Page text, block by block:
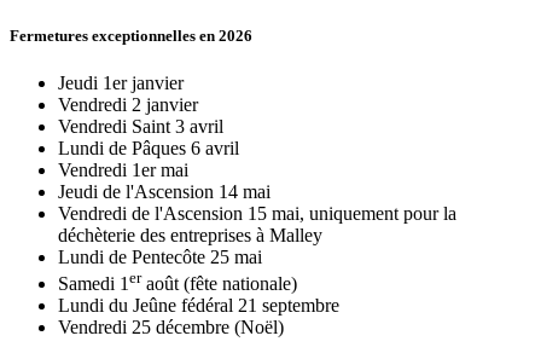
Fermetures exceptionnelles en 2026
Jeudi 1er janvier
Vendredi 2 janvier
Vendredi Saint 3 avril
Lundi de Pâques 6 avril
Vendredi 1er mai
Jeudi de l'Ascension 14 mai
Vendredi de l'Ascension 15 mai, uniquement pour la
déchèterie des entreprises à Malley
Lundi de Pentecôte 25 mai
Samedi 1 eraoût (fête nationale)
Lundi du Jeûne fédéral 21 septembre
Vendredi 25 décembre (Noël)